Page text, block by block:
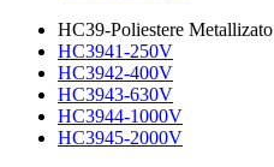
HC39-Poliestere Metallizato
HC3941-250V
HC3942-400V
HC3943-630V
HC3944-1000V
HC3945-2000V